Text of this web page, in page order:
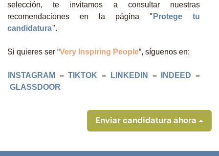
selección, te invitamos a consultar nuestras
recomendaciones en la página " Protege tu
candidatura".
Si quieres ser “Very Inspiring People“, síguenos en:
INSTAGRAM – TIKTOK – LINKEDIN – INDEED –
GLASSDOOR
Enviar candidatura ahora